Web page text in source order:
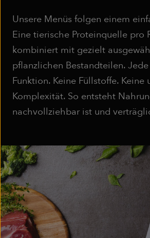
Unsere Menüs folgen einem
Eine tierische Proteinquelle pro
kombiniert mit gezielt
pflanzlichen Bestandteilen.
Funktion. Keine Füllstoffe. Keine
Komplexität. So entsteht
nachvollziehbar ist und